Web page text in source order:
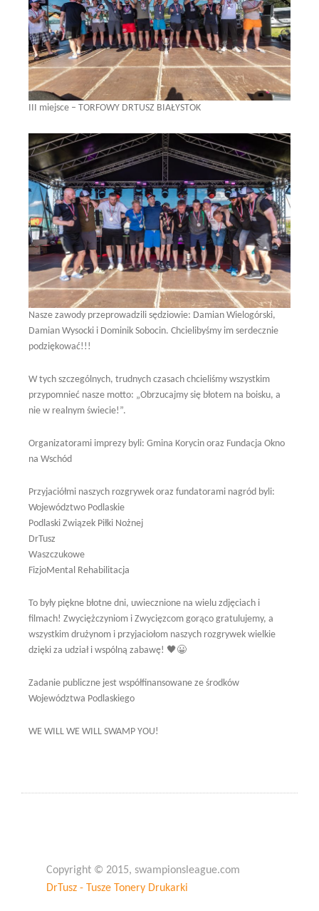
III miejsce – TORFOWY DRTUSZ BIAŁYSTOK
Nasze zawody przeprowadzili sędziowie: Damian Wielogórski,
Damian Wysocki i Dominik Sobocin. Chcielibyśmy im serdecznie
podziękować!!!
W tych szczególnych, trudnych czasach chcieliśmy wszystkim
przypomnieć nasze motto: „Obrzucajmy się błotem na boisku, a
nie w realnym świecie!”.
Organizatorami imprezy byli: Gmina Korycin oraz Fundacja Okno
na Wschód
Przyjaciółmi naszych rozgrywek oraz fundatorami nagród byli:
Województwo Podlaskie
Podlaski Związek Piłki Nożnej
DrTusz
Waszczukowe
FizjoMental Rehabilitacja
To były piękne błotne dni, uwiecznione na wielu zdjęciach i
filmach! Zwyciężczyniom i Zwycięzcom gorąco gratulujemy, a
wszystkim drużynom i przyjaciołom naszych rozgrywek wielkie
dzięki za udział i wspólną zabawę! 🖤😀
Zadanie publiczne jest współfinansowane ze środków
Województwa Podlaskiego
WE WILL WE WILL SWAMP YOU!
Copyright © 2015, swampionsleague.com
DrTusz - Tusze Tonery Drukarki